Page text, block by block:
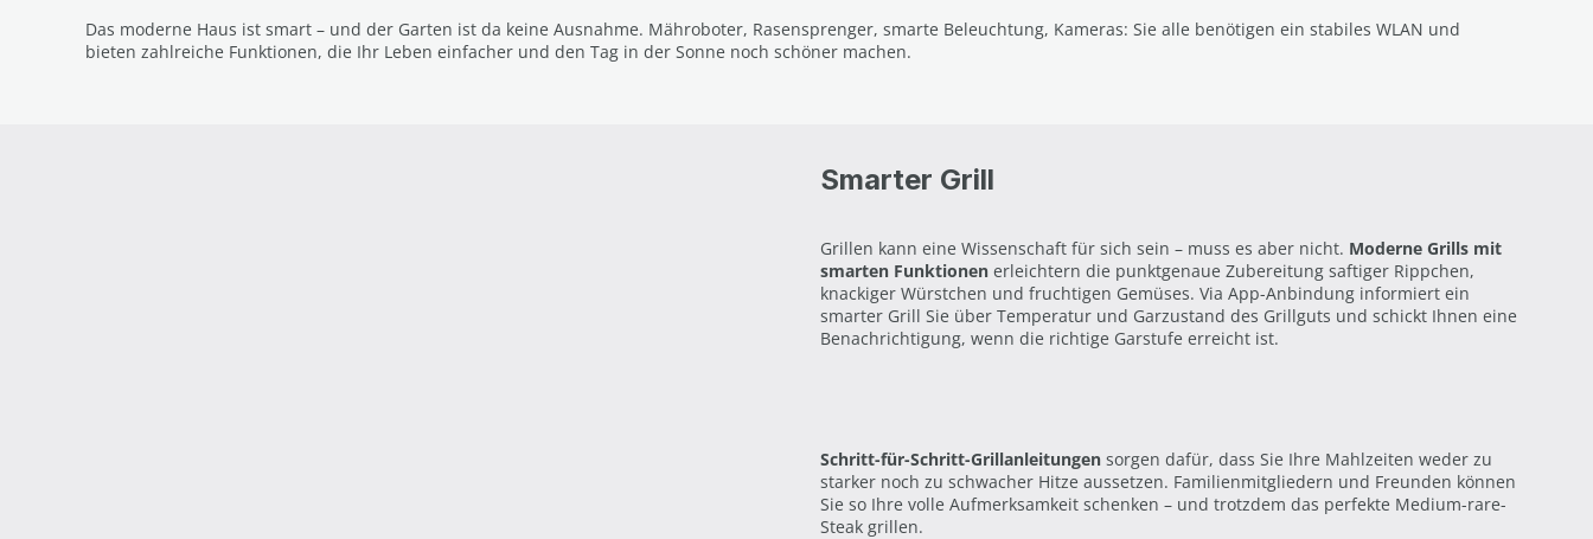
Das moderne Haus ist smart – und der Garten ist da keine Ausnahme. Mähroboter, Rasensprenger, smarte Beleuchtung, Kameras: Sie alle benötigen ein stabiles WLAN und
bieten zahlreiche Funktionen, die Ihr Leben einfacher und den Tag in der Sonne noch schöner machen.
Smarter Grill
Grillen kann eine Wissenschaft für sich sein – muss es aber nicht. Moderne Grills mit
smarten Funktionen erleichtern die punktgenaue Zubereitung saftiger Rippchen,
knackiger Würstchen und fruchtigen Gemüses. Via App-Anbindung informiert ein
smarter Grill Sie über Temperatur und Garzustand des Grillguts und schickt Ihnen eine
Benachrichtigung, wenn die richtige Garstufe erreicht ist.
Schritt-für-Schritt-Grillanleitungen sorgen dafür, dass Sie Ihre Mahlzeiten weder zu
starker noch zu schwacher Hitze aussetzen. Familienmitgliedern und Freunden können
Sie so Ihre volle Aufmerksamkeit schenken – und trotzdem das perfekte Medium-rare-
Steak grillen.